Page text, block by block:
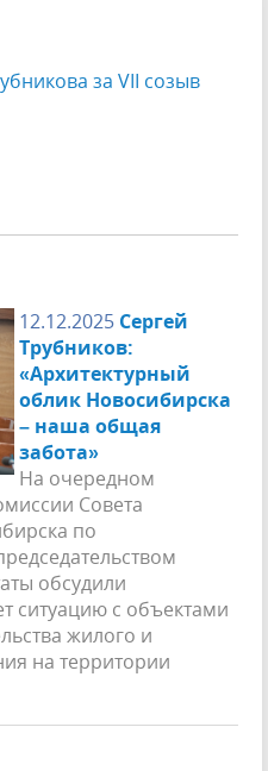
за VII созыв
12.12.2025 Сергей
Трубников:
«Архитектурный
облик Новосибирска
– наша общая
забота»
На очередном
Совета
по
обсудили
ситуацию с объектами
жилого и
на территории